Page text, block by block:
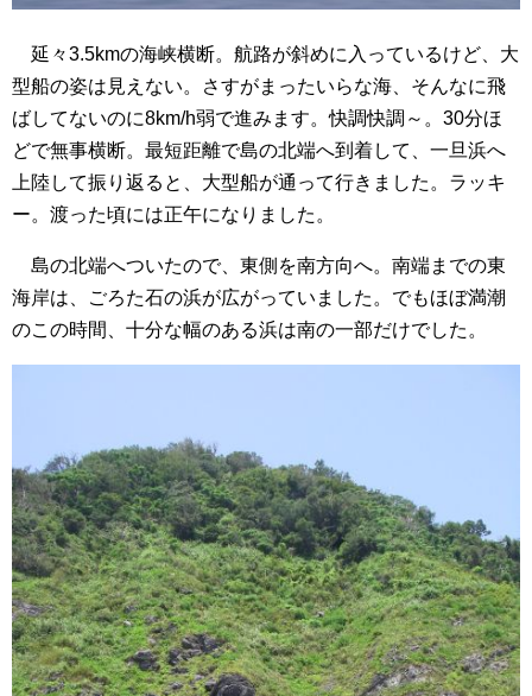
延々3.5kmの海峡横断。航路が斜めに入っているけど、大
型船の姿は見えない。さすがまったいらな海、そんなに飛
ばしてないのに8km/h弱で進みます。快調快調～。30分ほ
どで無事横断。最短距離で島の北端へ到着して、一旦浜へ
上陸して振り返ると、大型船が通って行きました。ラッキ
ー。渡った頃には正午になりました。
島の北端へついたので、東側を南方向へ。南端までの東
海岸は、ごろた石の浜が広がっていました。でもほぼ満潮
のこの時間、十分な幅のある浜は南の一部だけでした。